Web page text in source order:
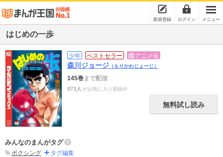
新規登録 ログイン メニュー
はじめの一歩
少年 ベストセラー アニメ化
森川ジョージ （もりかわじょーじ）
145巻まで配信
873人 がお気に入り登録中
無料試し読み
みんなのまんがタグ
ボクシング タグ編集